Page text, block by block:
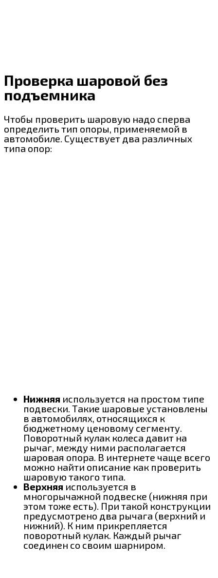
Проверка шаровой без
подъемника
Чтобы проверить шаровую надо сперва
определить тип опоры, применяемой в
автомобиле. Существует два различных
типа опор:
Нижняя используется на простом типе
подвески. Такие шаровые установлены
в автомобилях, относящихся к
бюджетному ценовому сегменту.
Поворотный кулак колеса давит на
рычаг, между ними располагается
шаровая опора. В интернете чаще всего
можно найти описание как проверить
шаровую такого типа.
Верхняя используется в
многорычажной подвеске (нижняя при
этом тоже есть). При такой конструкции
предусмотрено два рычага (верхний и
нижний). К ним прикрепляется
поворотный кулак. Каждый рычаг
соединен со своим шарниром.